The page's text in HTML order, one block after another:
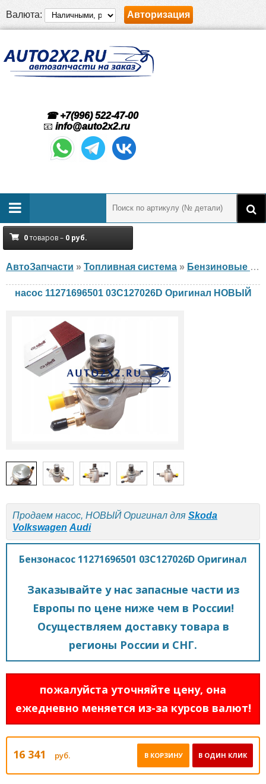
Валюта: Авторизация
☎ +7(996) 522-47-00
📧 info@auto2x2.ru
0товаров – 0 руб.
АвтоЗапчасти » Топливная система » Бензиновые ТНВД
насос 11271696501 03C127026D Оригинал НОВЫЙ
Продаем насос, НОВЫЙ Оригинал для Skoda
Volkswagen Audi
Бензонасос 11271696501 03C127026D Оригинал
Заказывайте у нас запасные части из
Европы по цене ниже чем в России!
Осуществляем доставку товара в
регионы России и СНГ.
пожалуйста уточняйте цену, она
ежедневно меняется из-за курсов валют!
16 341 руб. В ОДИН КЛИК
В КОРЗИНУ